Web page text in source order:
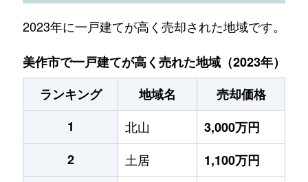
2023年に一戸建てが高く売却された地域です。
美作市で一戸建てが高く売れた地域（2023年）
ランキング
地域名
売却価格
1
北山
3,000万円
2
土居
1,100万円